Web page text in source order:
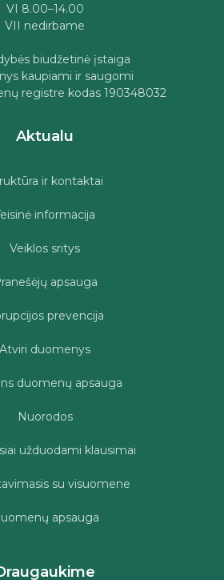
VI 8.00–14.00
VII nedirbame
biudžetinė įstaiga
kaupiami ir saugomi
registre kodas 190348032
Aktualu
ir kontaktai
informacija
Veiklos sritys
apsauga
prevencija
Atviri duomenys
duomenų apsauga
Nuorodos
užduodami klausimai
su visuomene
apsauga